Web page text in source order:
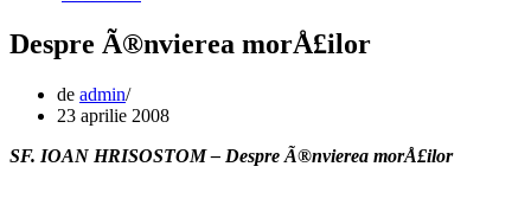
Despre Ã®nvierea morÅ£ilor
de admin
23 aprilie 2008
SF. IOAN HRISOSTOM – Despre Ã®nvierea morÅ£ilor